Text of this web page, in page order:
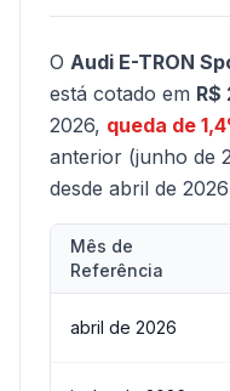
O Audi E-TRON
está cotado em R$
2026, queda de
anterior (junho de
desde abril de
Mês de
Referência
abril de 2026